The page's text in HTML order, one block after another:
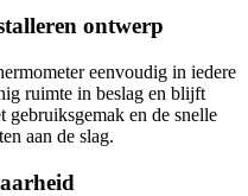
ontwerp
eenvoudig in iedere
ruimte in beslag en blijft
en de snelle
aan de slag.